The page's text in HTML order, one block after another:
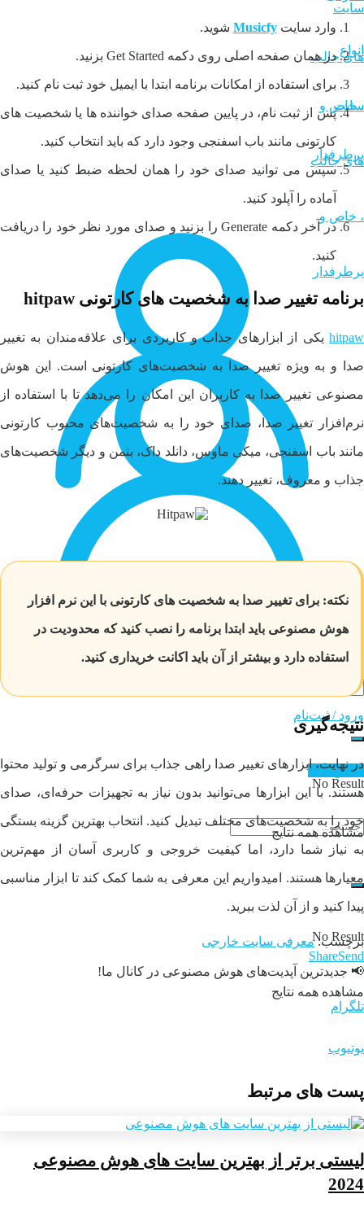
ورود / ثبت‌نام
تماس با ما
No Result
مشاهده همه نتایج
تماس با ما
No Result
مشاهده همه نتایج
وارد سایتMusicfy شوید.
در همان صفحه اصلی روی دکمه Get Started بزنید.
برای استفاده از امکانات برنامه ابتدا با ایمیل خود ثبت نام کنید.
پس از ثبت نام، در پایین صفحه صدای خواننده ها یا شخصیت های
کارتونی مانند باب اسفنجی وجود دارد که باید انتخاب کنید.
سپس می توانید صدای خود را همان لحظه ضبط کنید یا صدای
آماده را آپلود کنید.
در آخر دکمه Generate را بزنید و صدای مورد نظر خود را دریافت
کنید.
برنامه تغییر صدا به شخصیت های کارتونی hitpaw
hitpaw یکی از ابزارهای جذاب و کاربردی برای علاقه‌مندان به تغییر
صدا و به ویژه تغییر صدا به شخصیت‌های کارتونی است. این هوش
مصنوعی تغییر صدا به کاربران این امکان را می‌دهد تا با استفاده از
نرم‌افزار تغییر صدا، صدای خود را به شخصیت‌های محبوب کارتونی
مانند باب اسفنجی، میکی ماوس، دانلد داک، بتمن و دیگر شخصیت‌های
جذاب و معروف، تغییر دهند.
نکته: برای تغییر صدا به شخصیت های کارتونی با این نرم افزار
هوش مصنوعی باید ابتدا برنامه را نصب کنید که محدودیت در
استفاده دارد و بیشتر از آن باید اکانت خریداری کنید.
نتیجه‌گیری
در نهایت، ابزارهای تغییر صدا راهی جذاب برای سرگرمی و تولید محتوا
هستند. با این ابزارها می‌توانید بدون نیاز به تجهیزات حرفه‌ای، صدای
خود را به شخصیت‌های مختلف تبدیل کنید. انتخاب بهترین گزینه بستگی
به نیاز شما دارد، اما کیفیت خروجی و کاربری آسان از مهم‌ترین
معیارها هستند. امیدواریم این معرفی به شما کمک کند تا ابزار مناسبی
پیدا کنید و از آن لذت ببرید.
برچسب: معرفی سایت خارجی
ShareSend
📢 جدیدترین آپدیت‌های هوش مصنوعی در کانال ما!
تلگرام
یوتیوب
پست های مرتبط
لیستی برتر از بهترین سایت های هوش مصنوعی
2024